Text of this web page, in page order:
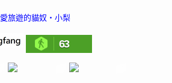
愛旅遊的貓奴‧小梨
63